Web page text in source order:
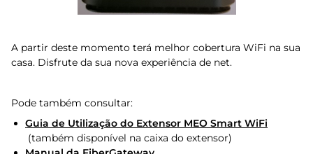
A partir deste momento terá melhor cobertura WiFi na sua
casa. Disfrute da sua nova experiência de net.
Pode também consultar:
Guia de Utilização do Extensor MEO Smart WiFi​
(também disponível na caixa do extensor)